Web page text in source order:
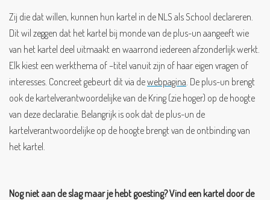
Zij die dat willen, kunnen hun kartel in de NLS als School declareren.
Dit wil zeggen dat het kartel bij monde van de plus-un aangeeft wie
van het kartel deel uitmaakt en waarrond iedereen afzonderlijk werkt.
Elk kiest een werkthema of –titel vanuit zijn of haar eigen vragen of
interesses. Concreet gebeurt dit via dewebpagina. De plus-un brengt
ook de kartelverantwoordelijke van de Kring (zie hoger) op de hoogte
van deze declaratie. Belangrijk is ook dat de plus-un de
kartelverantwoordelijke op de hoogte brengt van de ontbinding van
het kartel.
Nog niet aan de slag maar je hebt goesting? Vind een kartel door de